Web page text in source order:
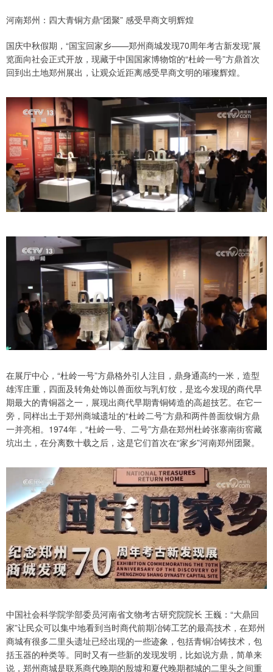
河南郑州：四大青铜方鼎“团聚” 感受早商文明辉煌
国庆中秋假期，“国宝回家乡——郑州商城发现70周年考古新发现”展
览面向社会正式开放，现藏于中国国家博物馆的“杜岭一号”方鼎首次
回到出土地郑州展出，让观众近距离感受早商文明的璀璨辉煌。
在展厅中心，“杜岭一号”方鼎格外引人注目，鼎身通高约一米，造型
雄浑庄重，四面及转角处饰以兽面纹与乳钉纹，是迄今发现的商代早
期最大的青铜器之一，展现出商代早期青铜铸造的高超技艺。在它一
旁，同样出土于郑州商城遗址的“杜岭二号”方鼎和两件兽面纹铜方鼎
一并亮相。1974年，“杜岭一号、二号”方鼎在郑州杜岭张寨南街窖藏
坑出土，在分离数十载之后，这是它们首次在“家乡”河南郑州团聚。
中国社会科学院学部委员河南省文物考古研究院院长 王巍：“大鼎回
家”让民众可以集中地看到当时商代前期冶铸工艺的最高技术，在郑州
商城有很多二里头遗址已经出现的一些迹象，包括青铜冶铸技术，包
括玉器的种类等。同时又有一些新的发现发明，比如说方鼎，简单来
说，郑州商城是联系商代晚期的殷墟和夏代晚期都城的二里头之间重